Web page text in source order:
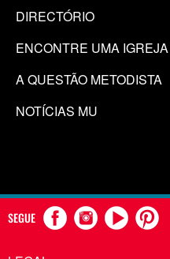
DIRECTÓRIO
ENCONTRE UMA IGREJA
A QUESTÃO METODISTA
NOTÍCIAS MU
SEGUE